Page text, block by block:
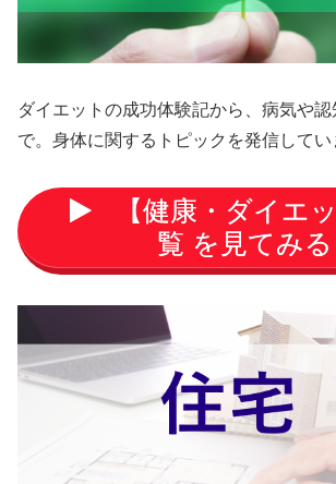
ダイエットの成功体験記から、病気や認
で。身体に関するトピックを発信してい
【健康・ダイエ
覧 を見てみる